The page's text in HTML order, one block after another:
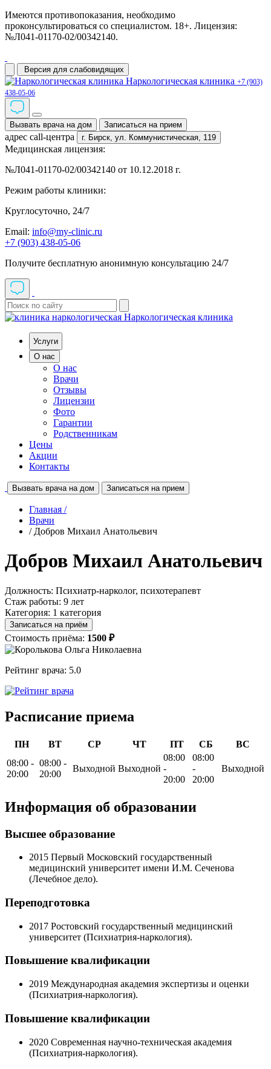
Имеются противопоказания, необходимо
проконсультироваться со специалистом. 18+. Лицензия:
№Л041-01170-02/00342140.
Версия для слабовидящих
Наркологическая клиника +7 (903)
438-05-06
Вызвать врача на дом Записаться на прием
адрес call-центра г. Бирск, ул. Коммунистическая, 119
Медицинская лицензия:
№Л041-01170-02/00342140 от 10.12.2018 г.
Режим работы клиники:
Круглосуточно, 24/7
Email: info@my-clinic.ru
+7 (903) 438-05-06
Получите бесплатную анонимную консультацию 24/7
Наркологическая клиника
Услуги
О нас
О нас
Врачи
Отзывы
Лицензии
Фото
Гарантии
Родственникам
Цены
Акции
Контакты
Вызвать врача на дом Записаться на прием
Главная /
Врачи
/ Добров Михаил Анатольевич
Добров Михаил Анатольевич
Должность: Психиатр-нарколог, психотерапевт
Стаж работы: 9 лет
Категория: 1 категория
Записаться на приём
Стоимость приёма: 1500 ₽
Рейтинг врача: 5.0
Расписание приема
ПН ВТ СР ЧТ ПТ СБ
ВС
08:00 -
20:00
08:00 -
20:00
Выходной Выходной
08:00
-
20:00
08:00
-
20:00
Выходной
Информация об образовании
Высшее образование
2015 Первый Московский государственный
медицинский университет имени И.М. Сеченова
(Лечебное дело).
Переподготовка
2017 Ростовский государственный медицинский
университет (Психиатрия-наркология).
Повышение квалификации
2019 Международная академия экспертизы и оценки
(Психиатрия-наркология).
Повышение квалификации
2020 Современная научно-техническая академия
(Психиатрия-наркология).